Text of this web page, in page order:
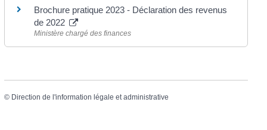
Brochure pratique 2023 - Déclaration des revenus
de 2022
Ministère chargé des finances
© Direction de l'information légale et administrative